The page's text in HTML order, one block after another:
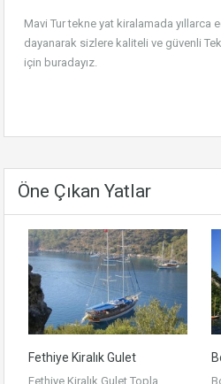
Mavi Tur tekne yat kiralamada
dayanarak sizlere kaliteli ve güvenli
için buradayız.
Öne Çıkan Yatlar
Fethiye Kiralık Gulet
Fethiye Kiralık Gulet Topla